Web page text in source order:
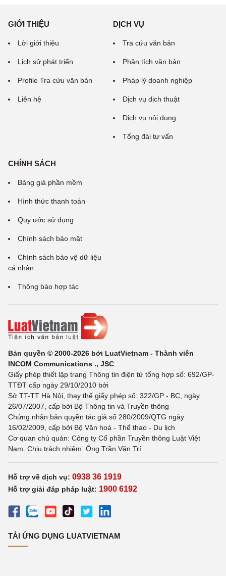
GIỚI THIỆU
Lời giới thiệu
Lịch sử phát triển
Profile Tra cứu văn bản
Liên hệ
DỊCH VỤ
Tra cứu văn bản
Phân tích văn bản
Pháp lý doanh nghiệp
Dịch vụ dịch thuật
Dịch vụ nội dung
Tổng đài tư vấn
CHÍNH SÁCH
Bảng giá phần mềm
Hình thức thanh toán
Quy ước sử dụng
Chính sách bảo mật
Chính sách bảo vệ dữ liệu
cá nhân
Thông báo hợp tác
Bản quyền © 2000-2026 bởi LuatVietnam - Thành viên
INCOM Communications ., JSC
Giấy phép thiết lập trang Thông tin điện tử tổng hợp số: 692/GP-
TTĐT cấp ngày 29/10/2010 bởi
Sở TT-TT Hà Nội, thay thế giấy phép số: 322/GP - BC, ngày
26/07/2007, cấp bởi Bộ Thông tin và Truyền thông
Chứng nhận bản quyền tác giả số 280/2009/QTG ngày
16/02/2009, cấp bởi Bộ Văn hoá - Thể thao - Du lịch
Cơ quan chủ quản: Công ty Cổ phần Truyền thông Luật Việt
Nam. Chịu trách nhiệm: Ông Trần Văn Trí
Hỗ trợ về dịch vụ: 0938 36 1919
Hỗ trợ giải đáp pháp luật: 1900 6192
TẢI ỨNG DỤNG LUATVIETNAM